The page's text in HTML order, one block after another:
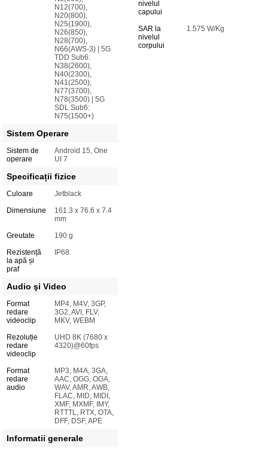
N12(700),
N20(800),
N25(1900),
N26(850),
N28(700),
N66(AWS-3) | 5G
TDD Sub6:
N38(2600),
N40(2300),
N41(2500),
N77(3700),
N78(3500) | 5G
SDL Sub6:
N75(1500+)
Sistem Operare
Sistem de
operare
Android 15, One
UI 7
Specificații fizice
Culoare
Jetblack
Dimensiune
161.3 x 76.6 x 7.4
mm
Greutate
190 g
Rezistență
la apă și
praf
IP68
Audio şi Video
Format
redare
videoclip
MP4, M4V, 3GP,
3G2, AVI, FLV,
MKV, WEBM
Rezoluție
redare
videoclip
UHD 8K (7680 x
4320)@60fps
Format
redare
audio
MP3, M4A, 3GA,
AAC, OGG, OGA,
WAV, AMR, AWB,
FLAC, MID, MIDI,
XMF, MXMF, IMY,
RTTTL, RTX, OTA,
DFF, DSF, APE
Informatii generale
nivelul
capului
SAR la
nivelul
corpului
1.575 W/Kg